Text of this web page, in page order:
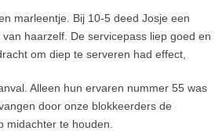
marleentje. Bij 10-5 deed Josje een
haarzelf. De servicepass liep goed en
om diep te serveren had effect,
Alleen hun ervaren nummer 55 was
door onze blokkeerders de
midachter te houden.